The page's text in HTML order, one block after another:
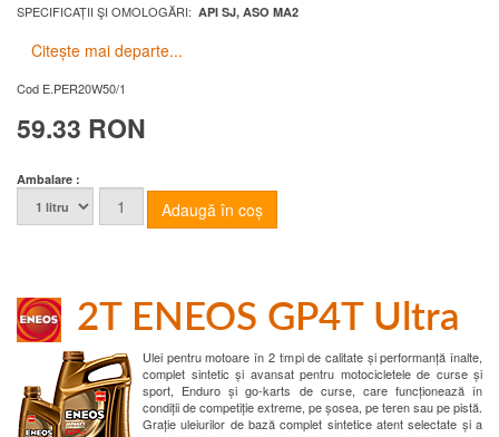
SPECIFICAȚII ŞI OMOLOGĂRI: API SJ, ASO MA2
Citește mai departe...
Cod E.PER20W50/1
59.33 RON
Ambalare :
2T ENEOS GP4T Ultra
Ulei pentru motoare în 2 timpi de calitate și performanță înalte,
complet sintetic și avansat pentru motocicletele de curse și
sport, Enduro și go-karts de curse, care funcționează în
condiții de competiție extreme, pe șosea, pe teren sau pe pistă.
Grație uleiurilor de bază complet sintetice atent selectate și a